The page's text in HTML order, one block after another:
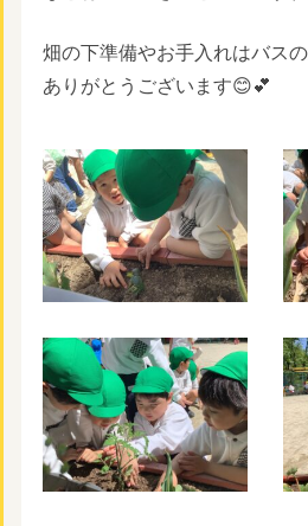
畑の下準備やお手入れはバス
ありがとうございます😊💕